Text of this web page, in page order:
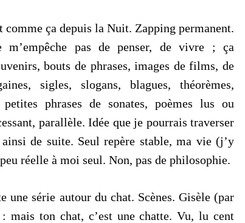
comme ça depuis la Nuit. Zapping permanent.
pas de penser, de vivre ; ça
bouts de phrases, images de films, de
sigles, slogans, blagues, théorèmes,
petites phrases de sonates, poèmes lus ou
parallèle. Idée que je pourrais traverser
de suite. Seul repère stable, ma vie (j’y
réelle à moi seul. Non, pas de philosophie.
une série autour du chat. Scènes. Gisèle (par
mais ton chat, c’est une chatte. Vu, lu cent